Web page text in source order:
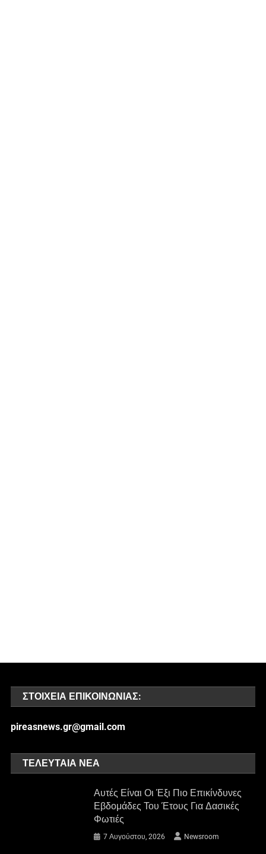
ΣΤΟΙΧΕΊΑ ΕΠΙΚΟΙΝΩΝΊΑΣ:
pireasnews.gr@gmail.com
ΤΕΛΕΥΤΑΊΑ ΝΈΑ
Αυτές Είναι Οι Έξι Πιο Επικίνδυνες
Εβδομάδες Του Έτους Για Δασικές
Φωτιές
7 Αυγούστου, 2026 Newsroom